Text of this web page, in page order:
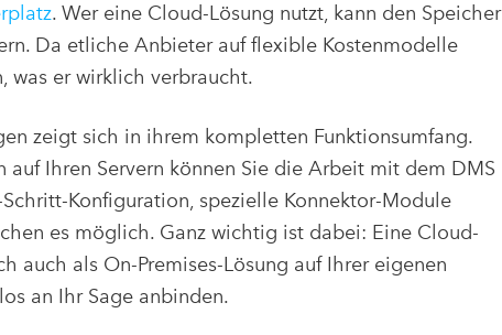
. Wer eine Cloud-Lösung nutzt, kann den Speicher
Da etliche Anbieter auf flexible Kostenmodelle
was er wirklich verbraucht.
zeigt sich in ihrem kompletten Funktionsumfang.
Ihren Servern können Sie die Arbeit mit dem DMS
Konfiguration, spezielle Konnektor-Module
es möglich. Ganz wichtig ist dabei: Eine Cloud-
auch als On-Premises-Lösung auf Ihrer eigenen
an Ihr Sage anbinden.